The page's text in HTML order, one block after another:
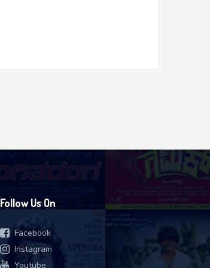
Follow Us On
Facebook
Instagram
Youtube